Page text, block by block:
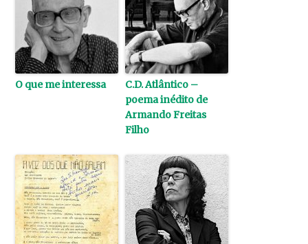
O que me interessa
C.D. Atlântico –
poema inédito de
Armando Freitas
Filho